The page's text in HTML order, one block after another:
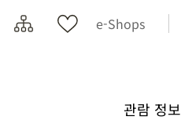
e-Shops
관람 정보